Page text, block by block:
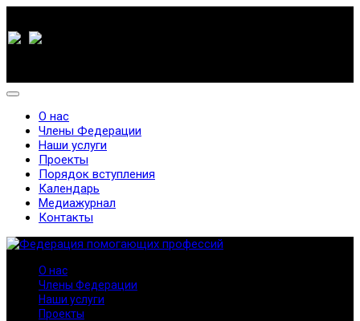
О нас
Члены Федерации
Наши услуги
Проекты
Порядок вступления
Календарь
Медиажурнал
Контакты
О нас
Члены Федерации
Наши услуги
Проекты